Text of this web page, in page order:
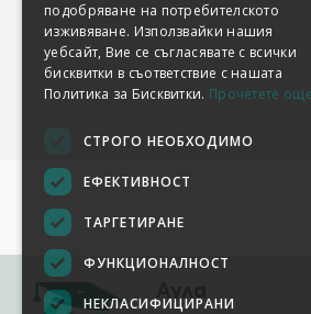
подобряване на потребителското
изживяване. Използвайки нашия
уебсайт, Вие се съгласявате с всички
бисквитки в съответствие с нашата
Политика за Бисквитки. Прочетете още
СТРОГО НЕОБХОДИМО
ЕФЕКТИВНОСТ
ТАРГЕТИРАНЕ
ФУНКЦИОНАЛНОСТ
НЕКЛАСИФИЦИРАНИ